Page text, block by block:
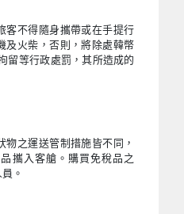
不得隨身攜帶或在手提行
及火柴，否則，將除處韓幣
留等行政處罰，其所造成的
之運送管制措施皆不同，
攜入客艙。購買免稅品之
。